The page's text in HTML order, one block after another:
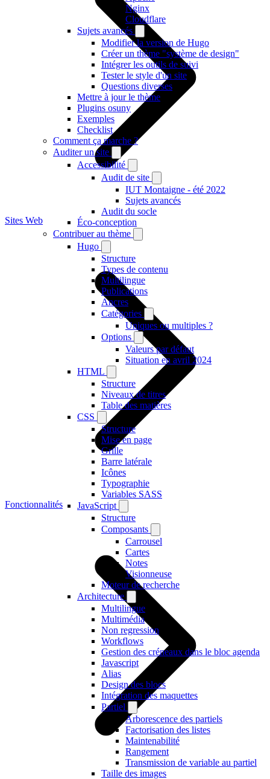
Nginx
Cloudflare
Sujets avancés
Modifier la version de Hugo
Créer un thème "système de design"
Intégrer les outils de suivi
Tester le style d'un site
Questions diverses
Mettre à jour le thème
Plugins osuny
Exemples
Checklist
Comment ça marche ?
Auditer un site
Accessibilité
Audit de site
IUT Montaigne - été 2022
Sujets avancés
Audit du socle
Éco-conception
Contribuer au thème
Hugo
Structure
Types de contenu
Multilingue
Publications
Ancres
Catégories
Uniques ou multiples ?
Options
Valeurs par défaut
Situation en avril 2024
HTML
Structure
Niveaux de titres
Table des matières
CSS
Structure
Mise en page
Grille
Barre latérale
Icônes
Typographie
Variables SASS
JavaScript
Structure
Composants
Carrousel
Cartes
Notes
Visionneuse
Moteur de recherche
Architecture
Multilingue
Multimédia
Non regression
Workflows
Gestion des créneaux dans le bloc agenda
Javascript
Alias
Design des blocs
Intégration des maquettes
Partiel
Arborescence des partiels
Factorisation des listes
Maintenabilité
Rangement
Transmission de variable au partiel
Taille des images
Sites Web
Fonctionnalités